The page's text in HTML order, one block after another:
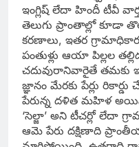
ఇంగ్లిష్‌ లేదా హిందీ టీవీ
తెలుగు ప్రాంతాల్లో కూడా
కరణాలు, ఇతర
పంతుళ్లు ఆయా పిల్లల
చదువురానివారైతే తమకు
జ్ఞానం మేరకు పేర్లు
పేరున్న దళిత మహిళ
‘సెల్జా’ అని టీచర్లో లేదా
ఆమె పేరు దక్షిణాది